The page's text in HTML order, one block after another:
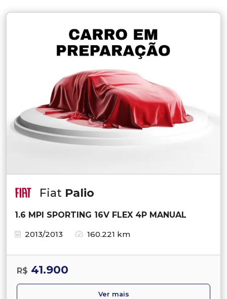
Fiat Palio
1.6 MPI SPORTING 16V FLEX 4P MANUAL
2013/2013
160.221 km
R$ 41.900
Ver mais